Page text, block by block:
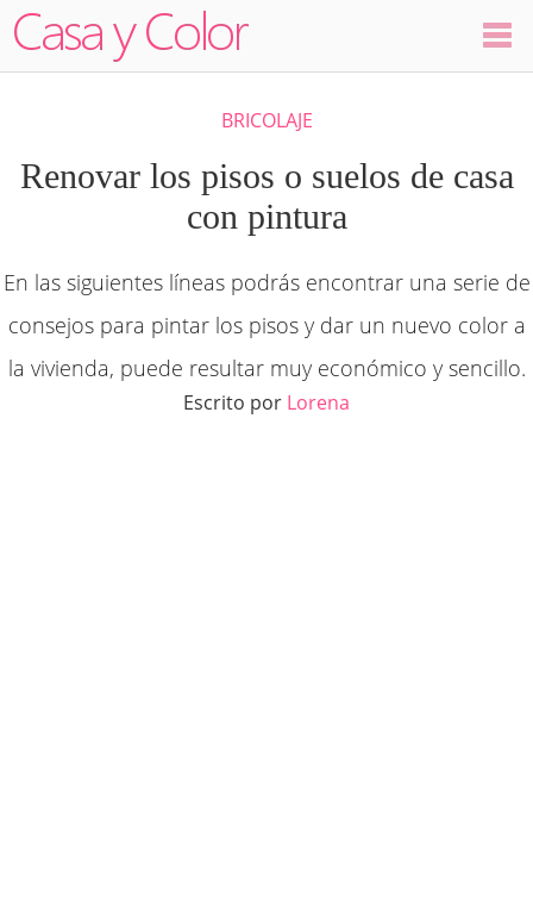
Decoración
Ambientes
Dormitorios
Cocinas
BRICOLAJE
Renovar los pisos o suelos de casa
con pintura
En las siguientes líneas podrás encontrar una serie de
consejos para pintar los pisos y dar un nuevo color a
la vivienda, puede resultar muy económico y sencillo.
Escrito por Lorena